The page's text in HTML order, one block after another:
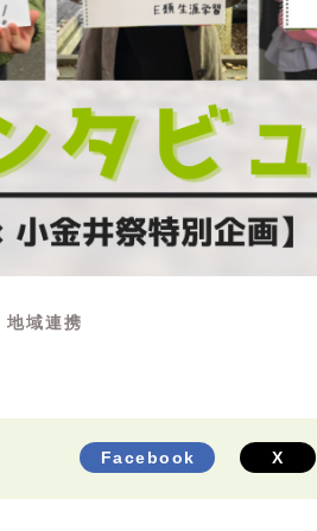
地域連携
Facebook X